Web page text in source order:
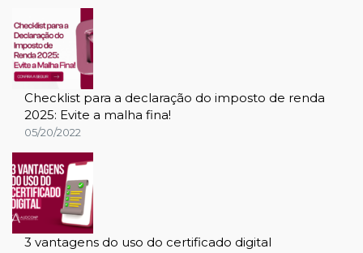
Checklist para a declaração do imposto de renda
2025: Evite a malha fina!
05/20/2022
3 vantagens do uso do certificado digital